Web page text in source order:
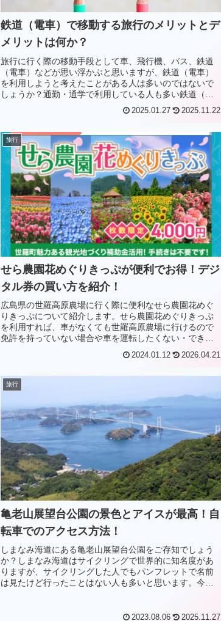
鉄道（電車）で移動する旅行のメリットとデ
メリットは何か？
旅行に行く際の移動手段として車、飛行機、バス、鉄道
（電車）などが思い浮かぶと思いますが、鉄道（電車）
を利用しようと考えたことがある人は多いのではないで
しょうか？通勤・通学で利用している人も多い鉄道（電
車）は、身近な存在であり地域間の輸送に欠...
2025.01.27 2025.11.22
旅行
せら農園花めぐりきっぷが便利でお得！デジ
タル券の買い方を紹介！
広島県の世羅高原農場に行く際に便利なせら農園花めぐ
りきっぷについて紹介します。せら農園花めぐりきっぷ
を利用すれば、車がなくても世羅高原農場に行けるので
免許を持っていない場合や車を運転したくない・できな
い時に便利です。世羅高原農場は花で有名で...
2024.01.12 2026.04.21
旅行
亀老山展望台公園の景色とアイスが最高！自
転車でのアクセス方法！
しまなみ海道にある亀老山展望台公園をご存知でしょう
か？しまなみ海道はサイクリングで世界的に知名度があ
りますが、サイクリングした人でもパンフレットで名前
は見たけど行ったことはない人も多いと思います。今年
2023.08.06 2025.11.27